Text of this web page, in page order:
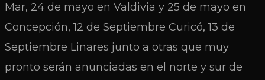
Mar, 24 de mayo en Valdivia y 25 de mayo en
Concepción, 12 de Septiembre Curicó, 13 de
Septiembre Linares junto a otras que muy
pronto serán anunciadas en el norte y sur de